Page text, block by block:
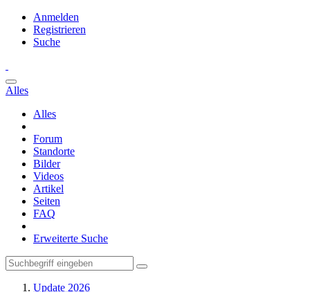
Anmelden
Registrieren
Suche
Alles
Alles
Forum
Standorte
Bilder
Videos
Artikel
Seiten
FAQ
Erweiterte Suche
Update 2026